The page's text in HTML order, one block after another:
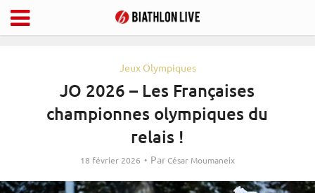
Jeux Olympiques
JO 2026 – Les Françaises
championnes olympiques du
relais !
18 février 2026 ParCésar Moumaneix